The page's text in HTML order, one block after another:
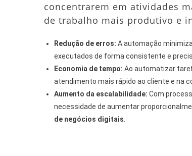
concentrarem em atividades
de trabalho mais produtivo e
Redução de erros: A automação
executados de forma consistente e
Economia de tempo: Ao automatizar
atendimento mais rápido ao cliente e na
Aumento da escalabilidade: Com
necessidade de aumentar
de negócios digitais